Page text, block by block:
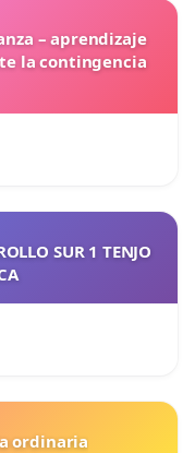
– aprendizaje
la contingencia
SUR 1 TENJO
ordinaria